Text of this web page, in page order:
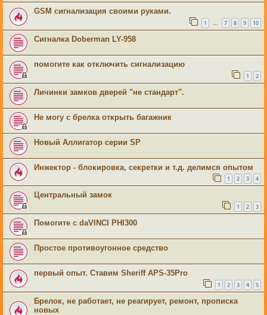
GSM сигнализация своими руками.
1 … 7 8 9 10
Сигналка Doberman LY-958
помогите как отключить сигнализацию
1 2
Личинки замков дверей "не стандарт".
Не могу с брелка открыть багажник
Новый Аллигатор серии SP
Инжектор - блокировка, секретки и т.д. делимся опытом
1 2 3 4
Центральный замок
1 2 3
Помогите с daVINCI PHI300
Простое противоугонное средство
первый опыт. Ставим Sheriff APS-35Pro
1 2 3 4 5
Брелок, не работает, не реагирует, ремонт, прописка
новых